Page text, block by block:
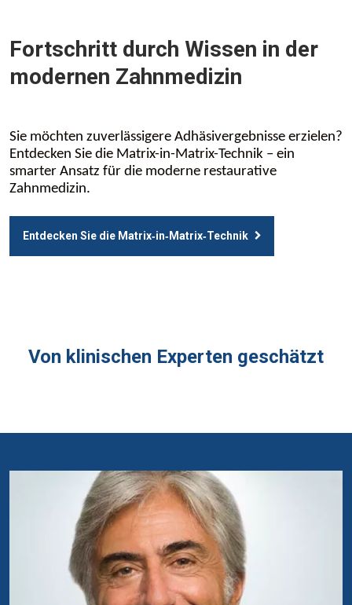
Fortschritt durch Wissen in der
modernen Zahnmedizin
Sie möchten zuverlässigere Adhäsivergebnisse erzielen?
Entdecken Sie die Matrix-in-Matrix-Technik – ein
smarter Ansatz für die moderne restaurative
Zahnmedizin.
Entdecken Sie die Matrix‑in‑Matrix‑Technik
Von klinischen Experten geschätzt